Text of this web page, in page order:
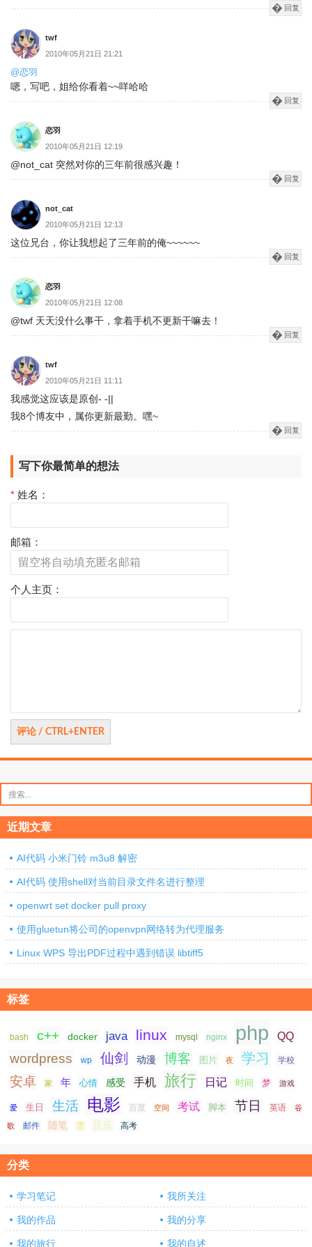
回复
twf
2010年05月21日 21:21
@恋羽
嗯，写吧，姐给你看着~~咩哈哈
回复
恋羽
2010年05月21日 12:19
@not_cat 突然对你的三年前很感兴趣！
回复
not_cat
2010年05月21日 12:13
这位兄台，你让我想起了三年前的俺~~~~~~
回复
恋羽
2010年05月21日 12:08
@twf 天天没什么事干，拿着手机不更新干嘛去！
回复
twf
2010年05月21日 11:11
我感觉这应该是原创- -||
我8个博友中，属你更新最勤。嘿~
回复
写下你最简单的想法
* 姓名：
邮箱：
个人主页：
索：
近期文章
AI代码 小米门铃 m3u8 解密
AI代码 使用shell对当前目录文件名进行整理
openwrt set docker pull proxy
使用gluetun将公司的openvpn网络转为代理服务
Linux WPS 导出PDF过程中遇到错误 libtiff5
标签
bash c++ docker java linux mysql nginx php QQ
wordpress wp 仙剑 动漫 博客 图片 夜 学习 学校
安卓 家 年 心情 感受 手机 旅行 日记 时间 梦 游戏
爱 生日 生活 电影 百度 空间 考试 脚本 节日 英语 谷
歌 邮件 随笔 雪 音乐 高考
分类
学习笔记 我所关注
我的作品 我的分享
我的旅行 我的自述